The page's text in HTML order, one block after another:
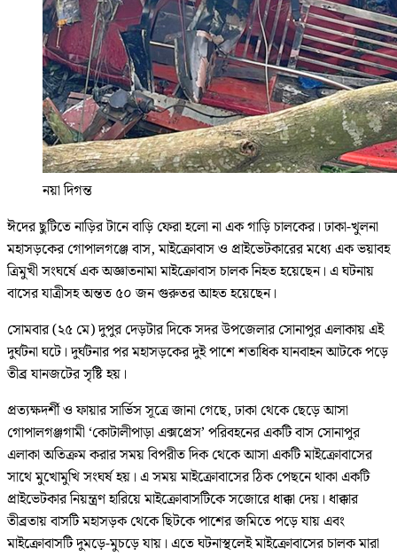
নয়া দিগন্ত
ঈদের ছুটিতে নাড়ির টানে বাড়ি ফেরা হলো না এক গাড়ি চালকের। ঢাকা-খুলনা
মহাসড়কের গোপালগঞ্জে বাস, মাইক্রোবাস ও প্রাইভেটকারের মধ্যে এক ভয়াবহ
ত্রিমুখী সংঘর্ষে এক অজ্ঞাতনামা মাইক্রোবাস চালক নিহত হয়েছেন। এ ঘটনায়
বাসের যাত্রীসহ অন্তত ৫০ জন গুরুতর আহত হয়েছেন।
সোমবার (২৫ মে) দুপুর দেড়টার দিকে সদর উপজেলার সোনাপুর এলাকায় এই
দুর্ঘটনা ঘটে। দুর্ঘটনার পর মহাসড়কের দুই পাশে শতাধিক যানবাহন আটকে পড়ে
তীব্র যানজটের সৃষ্টি হয়।
প্রত্যক্ষদর্শী ও ফায়ার সার্ভিস সূত্রে জানা গেছে, ঢাকা থেকে ছেড়ে আসা
গোপালগঞ্জগামী ‘কোটালীপাড়া এক্সপ্রেস’ পরিবহনের একটি বাস সোনাপুর
এলাকা অতিক্রম করার সময় বিপরীত দিক থেকে আসা একটি মাইক্রোবাসের
সাথে মুখোমুখি সংঘর্ষ হয়। এ সময় মাইক্রোবাসের ঠিক পেছনে থাকা একটি
প্রাইভেটকার নিয়ন্ত্রণ হারিয়ে মাইক্রোবাসটিকে সজোরে ধাক্কা দেয়। ধাক্কার
তীব্রতায় বাসটি মহাসড়ক থেকে ছিটকে পাশের জমিতে পড়ে যায় এবং
মাইক্রোবাসটি দুমড়ে-মুচড়ে যায়। এতে ঘটনাস্থলেই মাইক্রোবাসের চালক মারা